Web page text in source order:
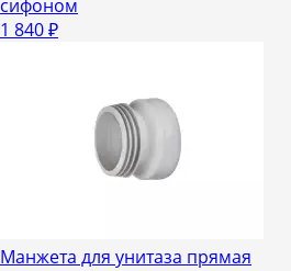
сифоном
1 840₽
Манжета для унитаза прямая